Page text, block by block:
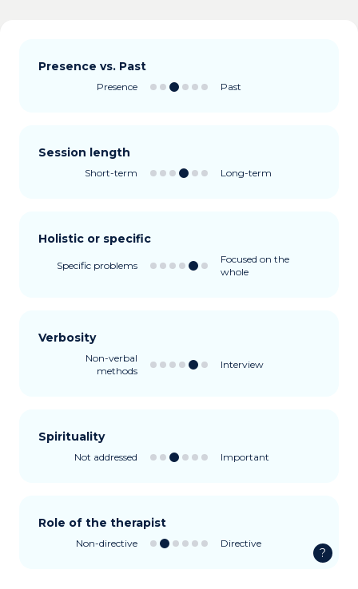
Presence vs. Past
Presence Past
Session length
Short-term Long-term
Holistic or specific
Specific problems
Focused on the
whole
Verbosity
Non-verbal
methods
Interview
Spirituality
Not addressed Important
Role of the therapist
Non-directive Directive
?